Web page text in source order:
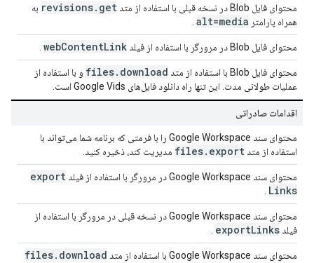
محتوای فایل Blob در نسخه قبلی با استفاده از متد revisions. get
به
همراه پارامتر alt=media
محتوای فایل Blob در مرورگر با استفاده از فیلد webContentLink
محتوای فایل Blob با استفاده از متد files. download
و با استفاده از
عملیات طولانی مدت. این تنها راه دانلود فایل‌های Google Vids است.
اقدامات صادراتی
محتوای سند Google Workspace را با فرمتی که برنامه شما می‌تواند با
استفاده از متد
files. export مدیریت کند، ذخیره کنید.
محتوای سند Google Workspace در مرورگر با استفاده از فیلد
export
Links
محتوای سند Google Workspace در نسخه قبلی در مرورگر با استفاده از
فیلد
exportLinks
محتوای سند Google Workspace با استفاده از متد files. download